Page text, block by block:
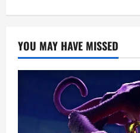
YOU MAY HAVE MISSED